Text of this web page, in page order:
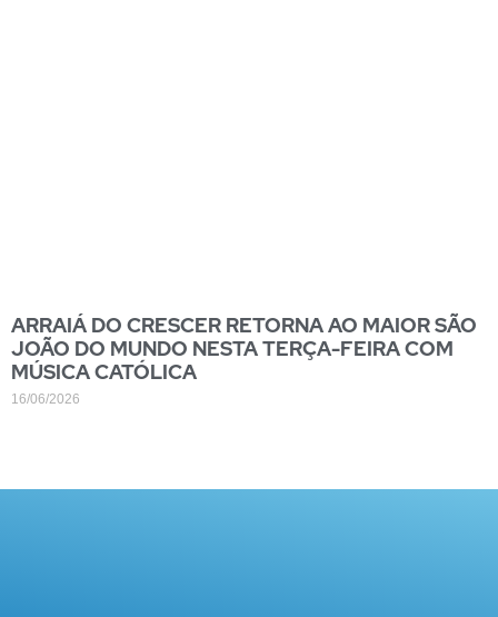
ARRAIÁ DO CRESCER RETORNA AO MAIOR SÃO
JOÃO DO MUNDO NESTA TERÇA-FEIRA COM
MÚSICA CATÓLICA
16/06/2026